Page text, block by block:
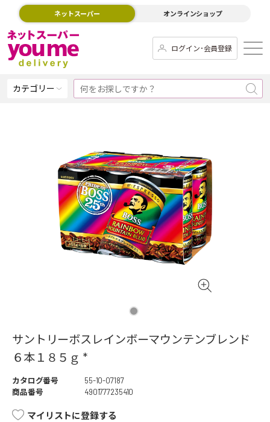
ネットスーパー オンラインショップ
ログイン･会員登録
カテゴリー
サントリーボスレインボーマウンテンブレンド
６本１８５ｇ *
カタログ番号
55-10-07187
商品番号
4901777235410
マイリストに登録する